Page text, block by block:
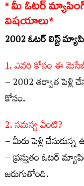
* మీ ఓటర్
విషయాలు*
2002 ఓటర్ లిస్ట్
1. ఎవరి కోసం ఈ
– 2002 తర్వాత పెళ్లి
కోసం.
2. సమస్య ఏంటి?
– మీరు పెళ్లి
– ప్రస్తుతం ఓటర్
జరుగుతోంది.